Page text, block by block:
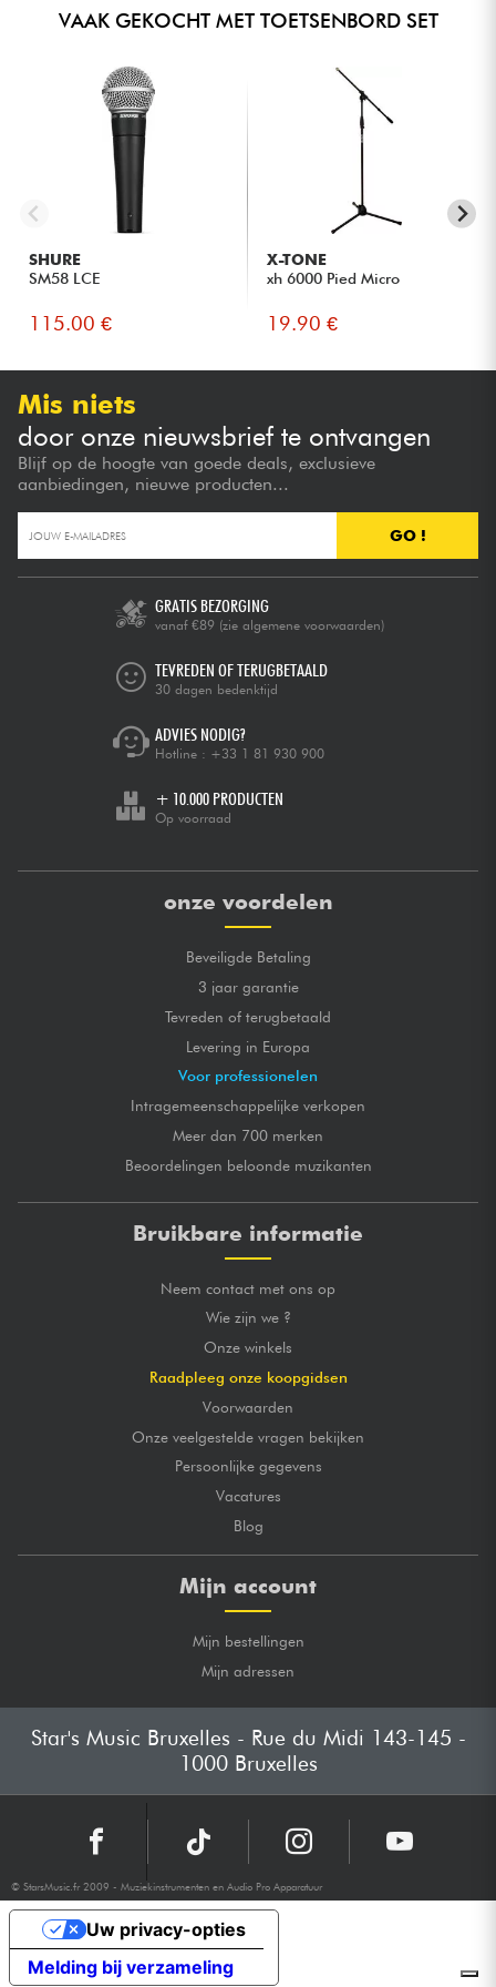
VAAK GEKOCHT MET TOETSENBORD SET
SHURE
SM58 LCE
115.00 €
X-TONE
xh 6000 Pied Micro
19.90 €
Mis niets
door onze nieuwsbrief te ontvangen
Blijf op de hoogte van goede deals, exclusieve
aanbiedingen, nieuwe producten...
GO !
GRATIS BEZORGING
vanaf €89 (zie algemene voorwaarden)
TEVREDEN OF TERUGBETAALD
30 dagen bedenktijd
ADVIES NODIG?
Hotline : +33 1 81 930 900
+ 10.000 PRODUCTEN
Op voorraad
onze voordelen
Beveiligde Betaling
3 jaar garantie
Tevreden of terugbetaald
Levering in Europa
Voor professionelen
Intragemeenschappelijke verkopen
Meer dan 700 merken
Beoordelingen beloonde muzikanten
Bruikbare informatie
Neem contact met ons op
Wie zijn we ?
Onze winkels
Raadpleeg onze koopgidsen
Voorwaarden
Onze veelgestelde vragen bekijken
Persoonlijke gegevens
Vacatures
Blog
Mijn account
Mijn bestellingen
Mijn adressen
Star's Music Bruxelles - Rue du Midi 143-145 -
1000 Bruxelles
© StarsMusic.fr 2009 - Muziekinstrumenten en Audio Pro Apparatuur
Melding bij verzameling
Uw privacy-opties